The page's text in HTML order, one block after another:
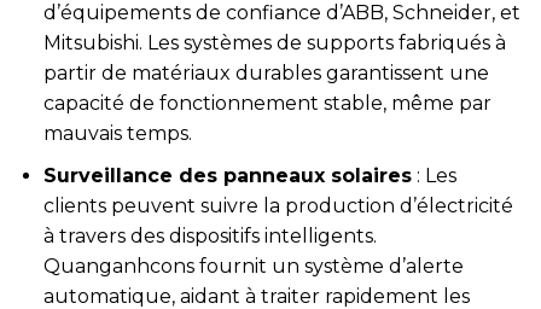
d’équipements de confiance d’ABB, Schneider, et
Mitsubishi. Les systèmes de supports fabriqués à
partir de matériaux durables garantissent une
capacité de fonctionnement stable, même par
mauvais temps.
Surveillance des panneaux solaires: Les
clients peuvent suivre la production d’électricité
à travers des dispositifs intelligents.
Quanganhcons fournit un système d’alerte
automatique, aidant à traiter rapidement les